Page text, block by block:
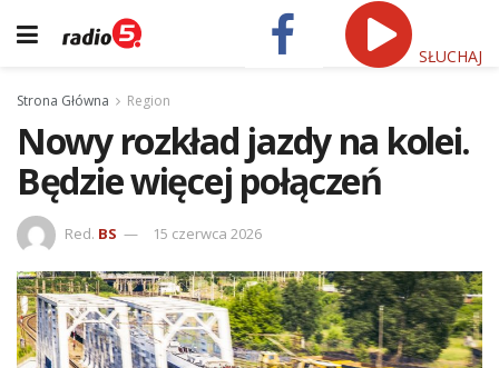
SŁUCHAJ
Strona Główna Region
Nowy rozkład jazdy na kolei.
Będzie więcej połączeń
Red. BS 15 czerwca 2026